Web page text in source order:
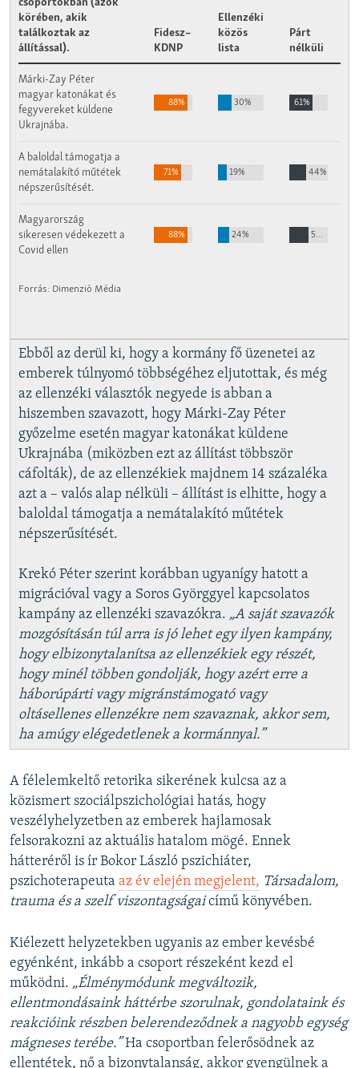
Ebből az derül ki, hogy a kormány fő üzenetei az
emberek túlnyomó többségéhez eljutottak, és még
az ellenzéki választók negyede is abban a
hiszemben szavazott, hogy Márki-Zay Péter
győzelme esetén magyar katonákat küldene
Ukrajnába (miközben ezt az állítást többször
cáfolták), de az ellenzékiek majdnem 14 százaléka
azt a – valós alap nélküli – állítást is elhitte, hogy a
baloldal támogatja a nemátalakító műtétek
népszerűsítését.
Krekó Péter szerint korábban ugyanígy hatott a
migrációval vagy a Soros Györggyel kapcsolatos
kampány az ellenzéki szavazókra. „A saját szavazók
mozgósításán túl arra is jó lehet egy ilyen kampány,
hogy elbizonytalanítsa az ellenzékiek egy részét,
hogy minél többen gondolják, hogy azért erre a
háborúpárti vagy migránstámogató vagy
oltásellenes ellenzékre nem szavaznak, akkor sem,
ha amúgy elégedetlenek a kormánnyal.”
A félelemkeltő retorika sikerének kulcsa az a
közismert szociálpszichológiai hatás, hogy
veszélyhelyzetben az emberek hajlamosak
felsorakozni az aktuális hatalom mögé. Ennek
hátteréről is ír Bokor László pszichiáter,
pszichoterapeuta az év elején megjelent, Társadalom,
trauma és a szelf viszontagságaicímű könyvében.
Kiélezett helyzetekben ugyanis az ember kevésbé
egyénként, inkább a csoport részeként kezd el
működni. „Élménymódunk megváltozik,
ellentmondásaink háttérbe szorulnak, gondolataink és
reakcióink részben belerendeződnek a nagyobb egység
mágneses terébe.”Ha csoportban felerősödnek az
ellentétek, nő a bizonytalanság, akkor gyengülnek a